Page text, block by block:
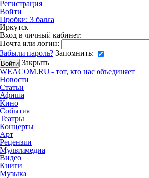
Регистрация
Войти
Пробки: 3 балла
Иркутск
Вход в личный кабинет:
Почта или логин:
Забыли пароль? Запомнить:
Закрыть
WEACOM.RU - тот, кто нас объединяет
Новости
Статьи
Афиша
Кино
События
Театры
Концерты
Арт
Рецензии
Мультимедиа
Видео
Книги
Музыка